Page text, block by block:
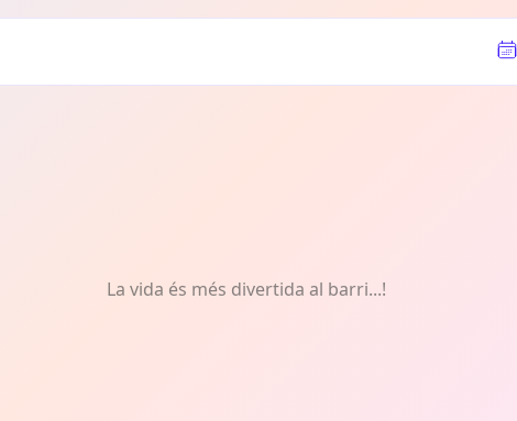
La vida és més divertida al barri...!